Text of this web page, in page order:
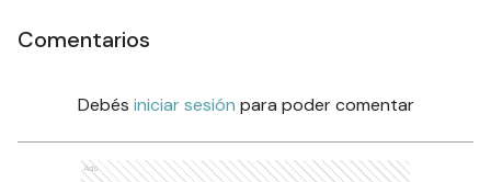
Comentarios
Debés iniciar sesión para poder comentar
Ads